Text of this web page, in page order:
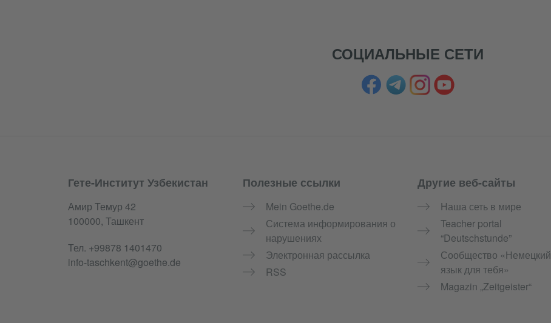
СОЦИАЛЬНЫЕ СЕТИ
Service- und Informationsbereich
Гете-Институт Узбекистан
Амир Темур 42
100000, Ташкент
Тел. +99878 1401470
info-taschkent@goethe.de
Полезные ссылки
Mein Goethe.de
Система информирования о
нарушениях
Электронная рассылка
RSS
Другие веб-сайты
Наша сеть в мире
Teacher portal
“Deutschstunde”
Сообщество «Немецкий
язык для тебя»
Magazin „Zeitgeister“